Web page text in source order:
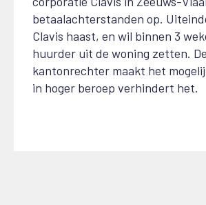
betaalachterstanden op.
Clavis haast, en wil binnen 3
huurder uit de woning zetten. De
kantonrechter maakt het
in hoger beroep verhindert het.